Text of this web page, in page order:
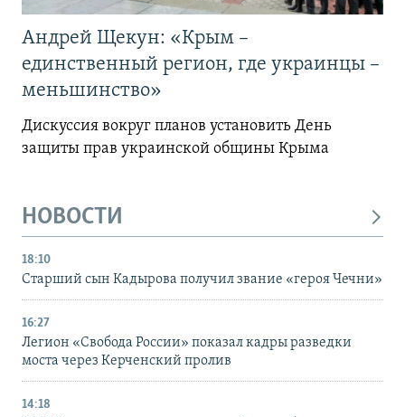
Андрей Щекун: «Крым –
единственный регион, где украинцы –
меньшинство»
Дискуссия вокруг планов установить День
защиты прав украинской общины Крыма
НОВОСТИ
18:10
Старший сын Кадырова получил звание «героя Чечни»
16:27
Легион «Свобода России» показал кадры разведки
моста через Керченский пролив
14:18